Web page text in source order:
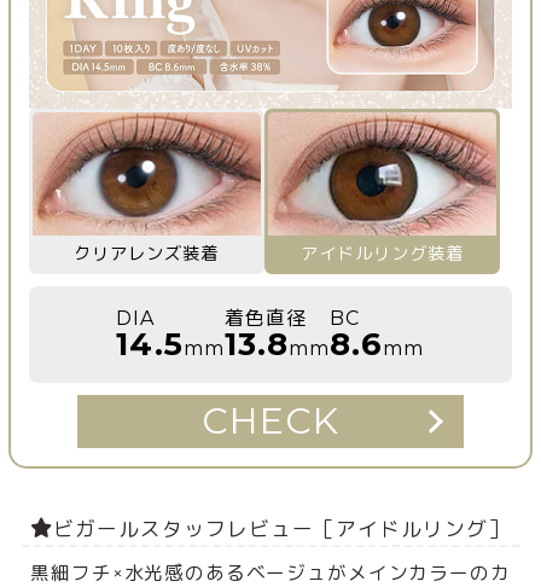
クリアレンズ装着 アイドルリング装着
DIA
14.5mm
着色直径
13.8mm
BC
8.6mm
CHECK
ビガールスタッフレビュー［アイドルリング］
黒細フチ×水光感のあるベージュがメインカラーのカ